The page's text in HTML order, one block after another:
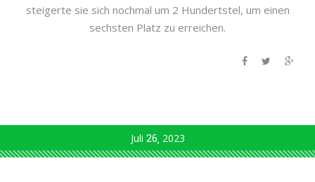
steigerte sie sich nochmal um 2 Hundertstel, um einen
sechsten Platz zu erreichen.
Juli 26 2023